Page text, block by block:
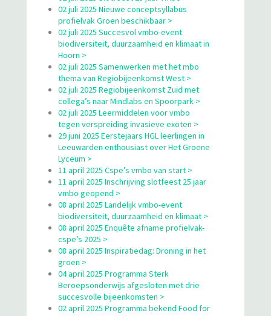
02 juli 2025 Nieuwe conceptsyllabus
profielvak Groen beschikbaar >
02 juli 2025 Succesvol vmbo-event
biodiversiteit, duurzaamheid en klimaat in
Hoorn >
02 juli 2025 Samenwerken met het mbo
thema van Regiobijeenkomst West >
02 juli 2025 Regiobijeenkomst Zuid met
collega’s naar Mindlabs en Spoorpark >
02 juli 2025 Leermiddelen voor vmbo
tegen verspreiding invasieve exoten >
29 juni 2025 Eerstejaars HGL leerlingen in
Leeuwarden enthousiast over Het Groene
Lyceum >
11 april 2025 Cspe’s vmbo van start >
11 april 2025 Inschrijving slotfeest 25 jaar
vmbo geopend >
08 april 2025 Landelijk vmbo-event
biodiversiteit, duurzaamheid en klimaat >
08 april 2025 Enquête afname profielvak-
cspe’s 2025 >
08 april 2025 Inspiratiedag: Droning in het
groen >
04 april 2025 Programma Sterk
Beroepsonderwijs afgesloten met drie
succesvolle bijeenkomsten >
02 april 2025 Programma bekend Food for